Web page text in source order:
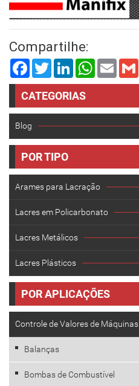
Compartilhe:
FacebookTwitterLinkedInWhatsApp
Email
CATEGORIAS
Blog
POR TIPO
Arames para Lacração
Lacres em Policarbonato
Lacres Metálicos
Lacres Plásticos
POR APLICAÇÕES
Controle de Valores de Máquinas
Balanças
Bombas de Combustível